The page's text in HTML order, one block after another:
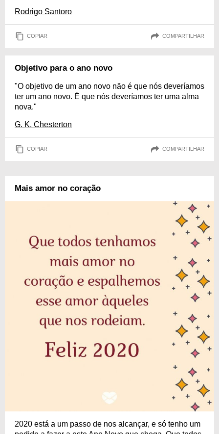
Rodrigo Santoro
COPIAR COMPARTILHAR
Objetivo para o ano novo
"O objetivo de um ano novo não é que nós deveríamos
ter um ano novo. É que nós deveríamos ter uma alma
nova."
G. K. Chesterton
COPIAR COMPARTILHAR
Mais amor no coração
2020 está a um passo de nos alcançar, e só tenho um